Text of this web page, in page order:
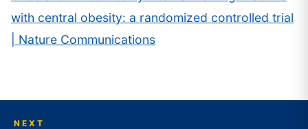
with central obesity: a randomized controlled trial
| Nature Communications
NEXT